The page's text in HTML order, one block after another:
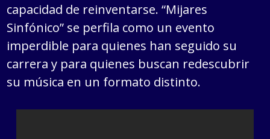
capacidad de reinventarse. “Mijares
Sinfónico” se perfila como un evento
imperdible para quienes han seguido su
carrera y para quienes buscan redescubrir
su música en un formato distinto.